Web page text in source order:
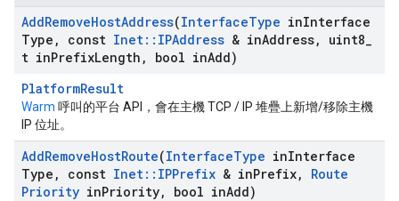
AddRemoveHostAddress(InterfaceType inInterface
Type , const Inet:: IPAddress & inAddress, uint8
t inPrefixLength , bool inAdd)
PlatformResult
Warm 呼叫的平台 API，會在主機 TCP / IP 堆疊上新增/移除主機
IP 位址。
AddRemoveHostRoute(InterfaceType inInterface
Type , const Inet:: IPPrefix & inPrefix,
Route
Priority inPriority, bool inAdd)